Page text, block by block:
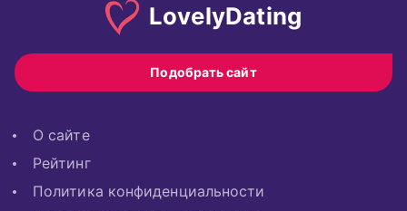
LovelyDating
Подобрать сайт
О сайте
Рейтинг
Политика конфиденциальности